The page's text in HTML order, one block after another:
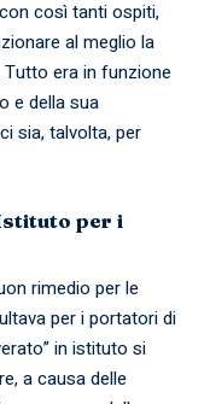
così tanti ospiti,
al meglio la
era in funzione
e della sua
sia, talvolta, per
per i
rimedio per le
per i portatori di
in istituto si
a causa delle